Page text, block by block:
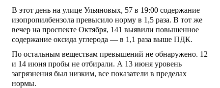
В этот день на улице Ульяновых, 57 в 19:00 содержание
изопропилбензола превысило норму в 1,5 раза. В тот же
вечер на проспекте Октября, 141 выявили повышенное
содержание оксида углерода — в 1,1 раза выше ПДК.
По остальным веществам превышений не обнаружено. 12
и 14 июня пробы не отбирали. А 13 июня уровень
загрязнения был низким, все показатели в пределах
нормы.